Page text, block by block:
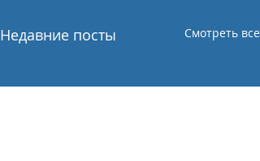
Недавние посты Смотреть все